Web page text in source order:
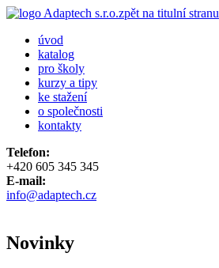
zpět na titulní stranu
úvod
katalog
pro školy
kurzy a tipy
ke stažení
o společnosti
kontakty
Telefon:
+420 605 345 345
E-mail:
info@adaptech.cz
Novinky